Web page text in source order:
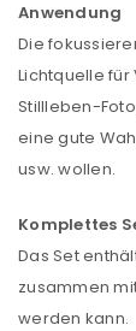
Anwendung
Die
Lichtquelle
Stillleben-
eine gute
usw. wollen.
Komplettes
Das Set
zusammen
werden kann.